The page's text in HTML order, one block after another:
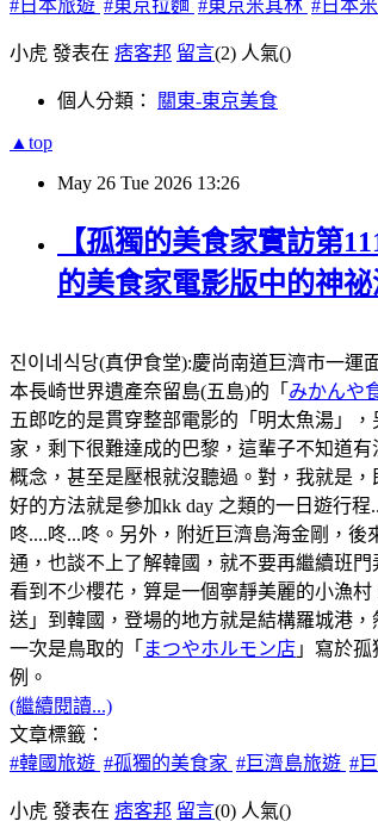
#日本旅遊 #東京拉麵 #東京米其林 #日本
小虎 發表在 痞客邦 留言(2) 人氣()
個人分類： 關東-東京美食
▲top
May 26 Tue 2026 13:26
【孤獨的美食家實訪第
的美食家電影版中的神
진이네식당(真伊食堂):慶尚南道巨濟市一運
本長崎世界遺產奈留島(五島)的「 みかんや
五郎吃的是貫穿整部電影的「明太魚湯」
家，剩下很難達成的巴黎，這輩子不知道
概念，甚至是壓根就沒聽過。對，我就是
好的方法就是參加kk day 之類的一日遊行
咚....咚...咚。另外，附近巨濟島海金剛，
通，也談不上了解韓國，就不要再繼續班
看到不少櫻花，算是一個寧靜美麗的小漁
送」到韓國，登場的地方就是結構羅城港
一次是鳥取的「 まつやホルモン店 」寫於
例。
(繼續閱讀...)
文章標籤：
#韓國旅遊 #孤獨的美食家 #巨濟島旅遊 #
小虎 發表在 痞客邦 留言(0) 人氣()